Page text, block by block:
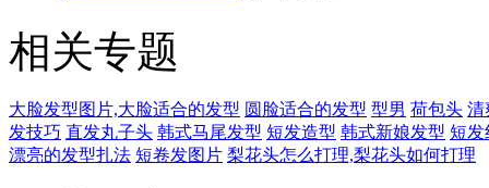
相关专题
大脸发型图片,大脸适合的发型 圆脸适合的发型 型男 荷包头 清
发技巧 直发丸子头 韩式马尾发型 短发造型 韩式新娘发型 短发
漂亮的发型扎法 短卷发图片 梨花头怎么打理,梨花头如何打理